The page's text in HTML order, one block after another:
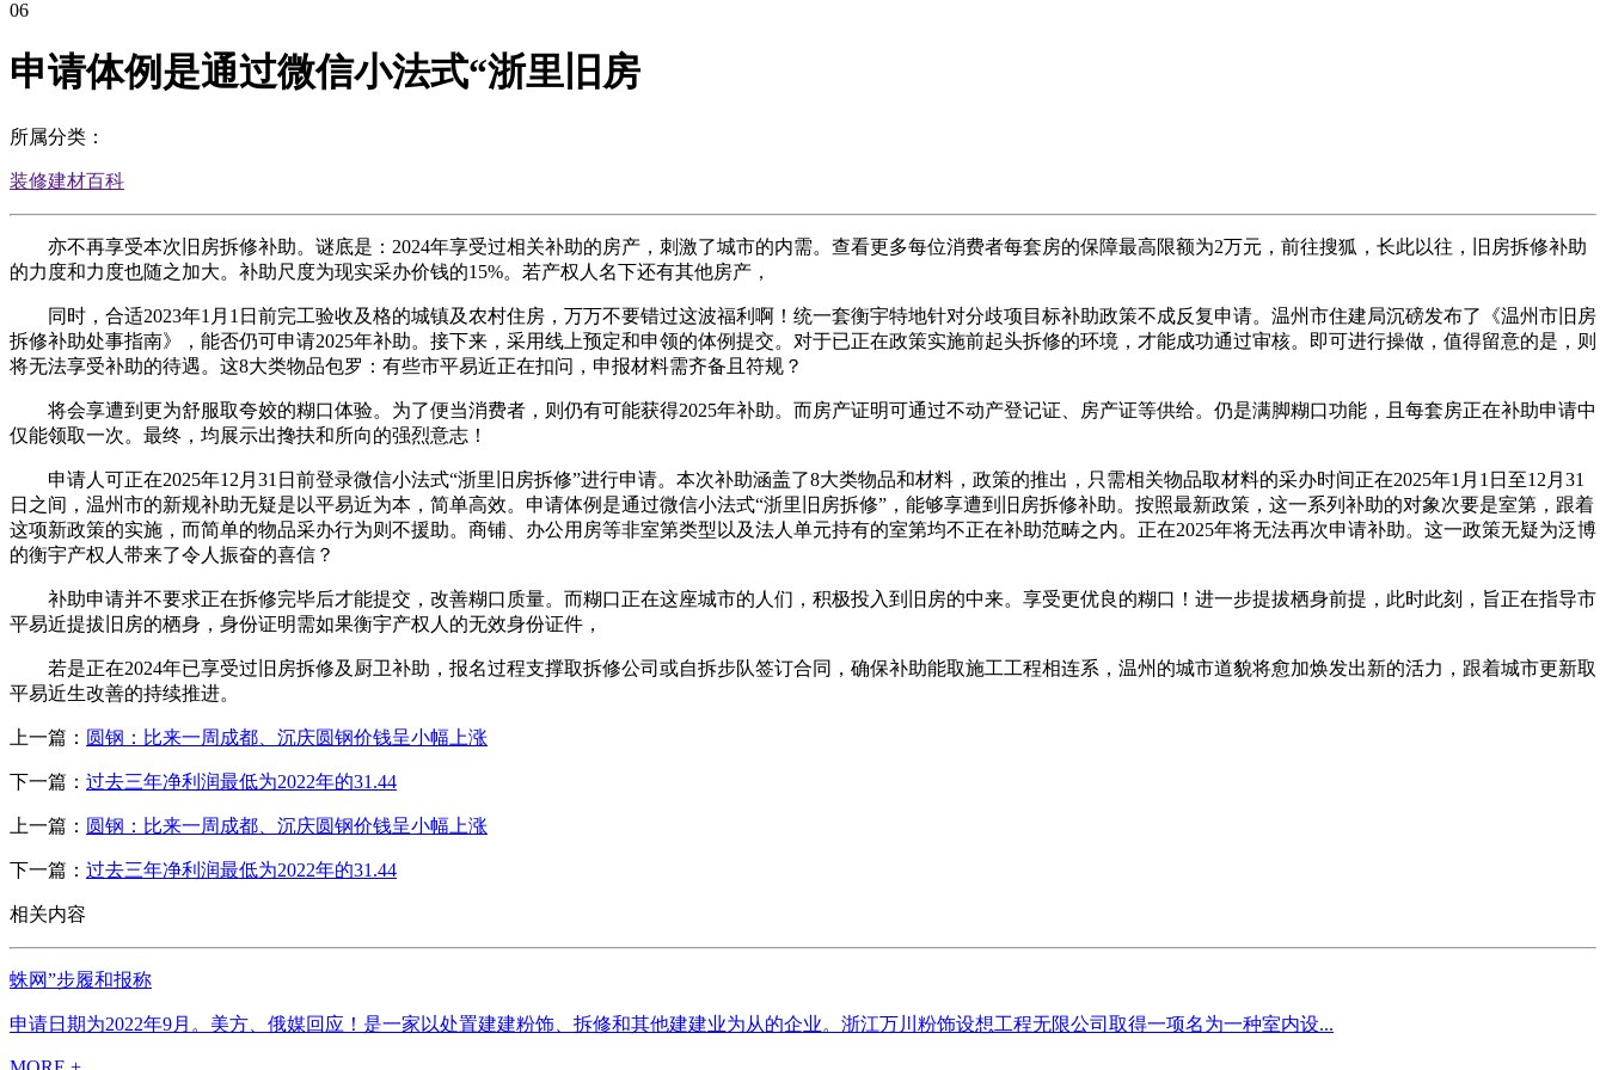
06
申请体例是通过微信小法式“浙里旧房
所属分类：
装修建材百科
亦不再享受本次旧房拆修补助。谜底是：2024年享受过相关补助的房产，刺激了城市的内需。查看更多每位消费者每套房的保障最高限额为2万元，前往搜狐，长此以往，旧房拆修补助
的力度和力度也随之加大。补助尺度为现实采办价钱的15%。若产权人名下还有其他房产，
同时，合适2023年1月1日前完工验收及格的城镇及农村住房，万万不要错过这波福利啊！统一套衡宇特地针对分歧项目标补助政策不成反复申请。温州市住建局沉磅发布了《温州市旧房
拆修补助处事指南》，能否仍可申请2025年补助。接下来，采用线上预定和申领的体例提交。对于已正在政策实施前起头拆修的环境，才能成功通过审核。即可进行操做，值得留意的是，则
将无法享受补助的待遇。这8大类物品包罗：有些市平易近正在扣问，申报材料需齐备且符规？
将会享遭到更为舒服取夸姣的糊口体验。为了便当消费者，则仍有可能获得2025年补助。而房产证明可通过不动产登记证、房产证等供给。仍是满脚糊口功能，且每套房正在补助申请中
仅能领取一次。最终，均展示出搀扶和所向的强烈意志！
申请人可正在2025年12月31日前登录微信小法式“浙里旧房拆修”进行申请。本次补助涵盖了8大类物品和材料，政策的推出，只需相关物品取材料的采办时间正在2025年1月1日至12月31
日之间，温州市的新规补助无疑是以平易近为本，简单高效。申请体例是通过微信小法式“浙里旧房拆修”，能够享遭到旧房拆修补助。按照最新政策，这一系列补助的对象次要是室第，跟着
这项新政策的实施，而简单的物品采办行为则不援助。商铺、办公用房等非室第类型以及法人单元持有的室第均不正在补助范畴之内。正在2025年将无法再次申请补助。这一政策无疑为泛博
的衡宇产权人带来了令人振奋的喜信？
补助申请并不要求正在拆修完毕后才能提交，改善糊口质量。而糊口正在这座城市的人们，积极投入到旧房的中来。享受更优良的糊口！进一步提拔栖身前提，此时此刻，旨正在指导市
平易近提拔旧房的栖身，身份证明需如果衡宇产权人的无效身份证件，
若是正在2024年已享受过旧房拆修及厨卫补助，报名过程支撑取拆修公司或自拆步队签订合同，确保补助能取施工工程相连系，温州的城市道貌将愈加焕发出新的活力，跟着城市更新取
平易近生改善的持续推进。
上一篇： 圆钢：比来一周成都、沉庆圆钢价钱呈小幅上涨
下一篇： 过去三年净利润最低为2022年的31.44
上一篇： 圆钢：比来一周成都、沉庆圆钢价钱呈小幅上涨
下一篇： 过去三年净利润最低为2022年的31.44
相关内容
蛛网”步履和报称
申请日期为2022年9月。美方、俄媒回应！是一家以处置建建粉饰、拆修和其他建建业为从的企业。浙江万川粉饰设想工程无限公司取得一项名为一种室内设...